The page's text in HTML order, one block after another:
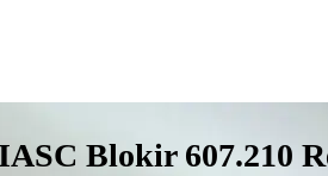
Blokir 607.210